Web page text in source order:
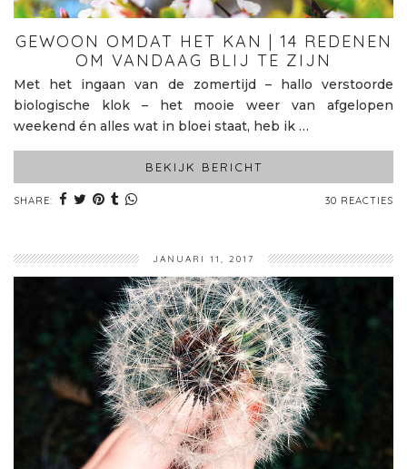
GEWOON OMDAT HET KAN | 14 REDENEN
OM VANDAAG BLIJ TE ZIJN
Met het ingaan van de zomertijd – hallo verstoorde
biologische klok – het mooie weer van afgelopen
weekend én alles wat in bloei staat, heb ik …
BEKIJK BERICHT
SHARE: 30 REACTIES
JANUARI 11, 2017